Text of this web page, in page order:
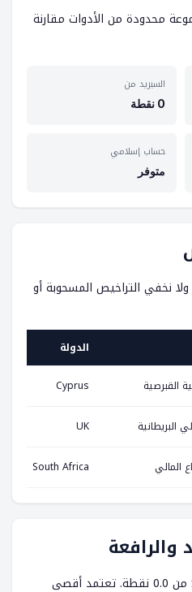
محدودة من الأدوات مقارنة
السبريد من
0 نقطة
حساب إسلامي
متوفر
نخفي التراخيص المسحوبة أو
الدولة
القبرصية Cyprus
البريطانية UK
المالي South Africa
والرافعة
نطاق السبريد هو بدء Spread من 0.0 نقطة. تعتمد أقصى